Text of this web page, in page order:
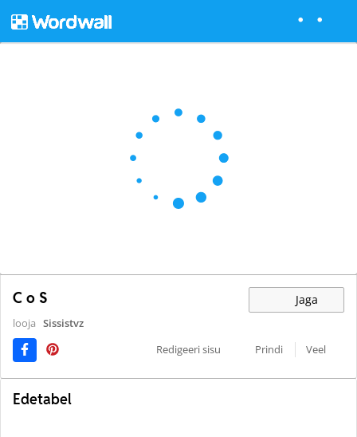
C o S Jaga
looja Sissistvz
Redigeeri sisu
Prindi Veel
Edetabel